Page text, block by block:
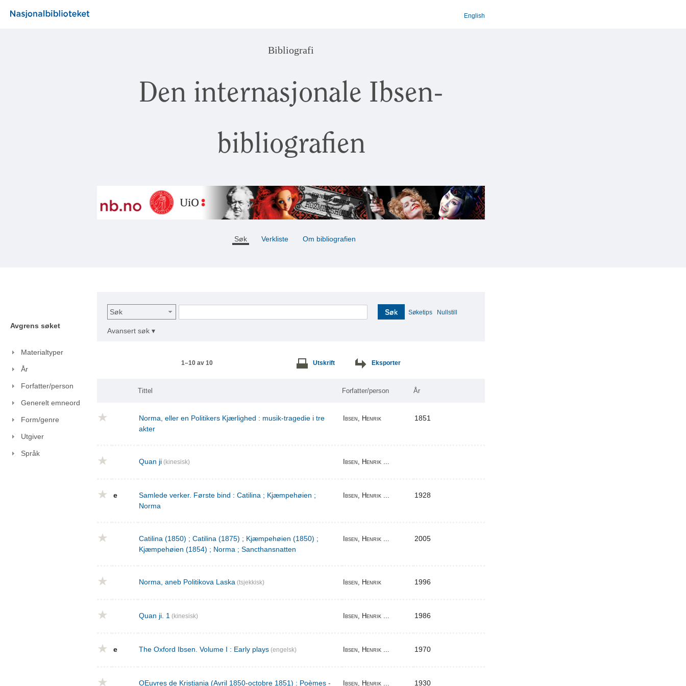
English
Bibliografi
Den internasjonale Ibsen-
bibliografien
Søk Verkliste Om bibliografien
Avgrens søket
Materialtyper
År
Forfatter/person
Generelt emneord
Form/genre
Utgiver
Språk
Søk Søk Søketips Nullstill
Avansert søk ▾
1–10 av 10 Utskrift Eksporter
Tittel Forfatter/person År
Norma, eller en Politikers Kjærlighed : musik-tragedie i tre
akter
Ibsen, Henrik 1851
Quan ji (kinesisk) Ibsen, Henrik ...
e
Samlede verker. Første bind : Catilina ; Kjæmpehøien ;
Norma
Ibsen, Henrik ... 1928
Catilina (1850) ; Catilina (1875) ; Kjæmpehøien (1850) ;
Kjæmpehøien (1854) ; Norma ; Sancthansnatten
Ibsen, Henrik ... 2005
Norma, aneb Politikova Laska (tsjekkisk) Ibsen, Henrik 1996
Quan ji. 1 (kinesisk) Ibsen, Henrik ... 1986
e The Oxford Ibsen. Volume I : Early plays (engelsk) Ibsen, Henrik ... 1970
OEuvres de Kristiania (Avril 1850-octobre 1851) : Poèmes - Ibsen, Henrik ... 1930